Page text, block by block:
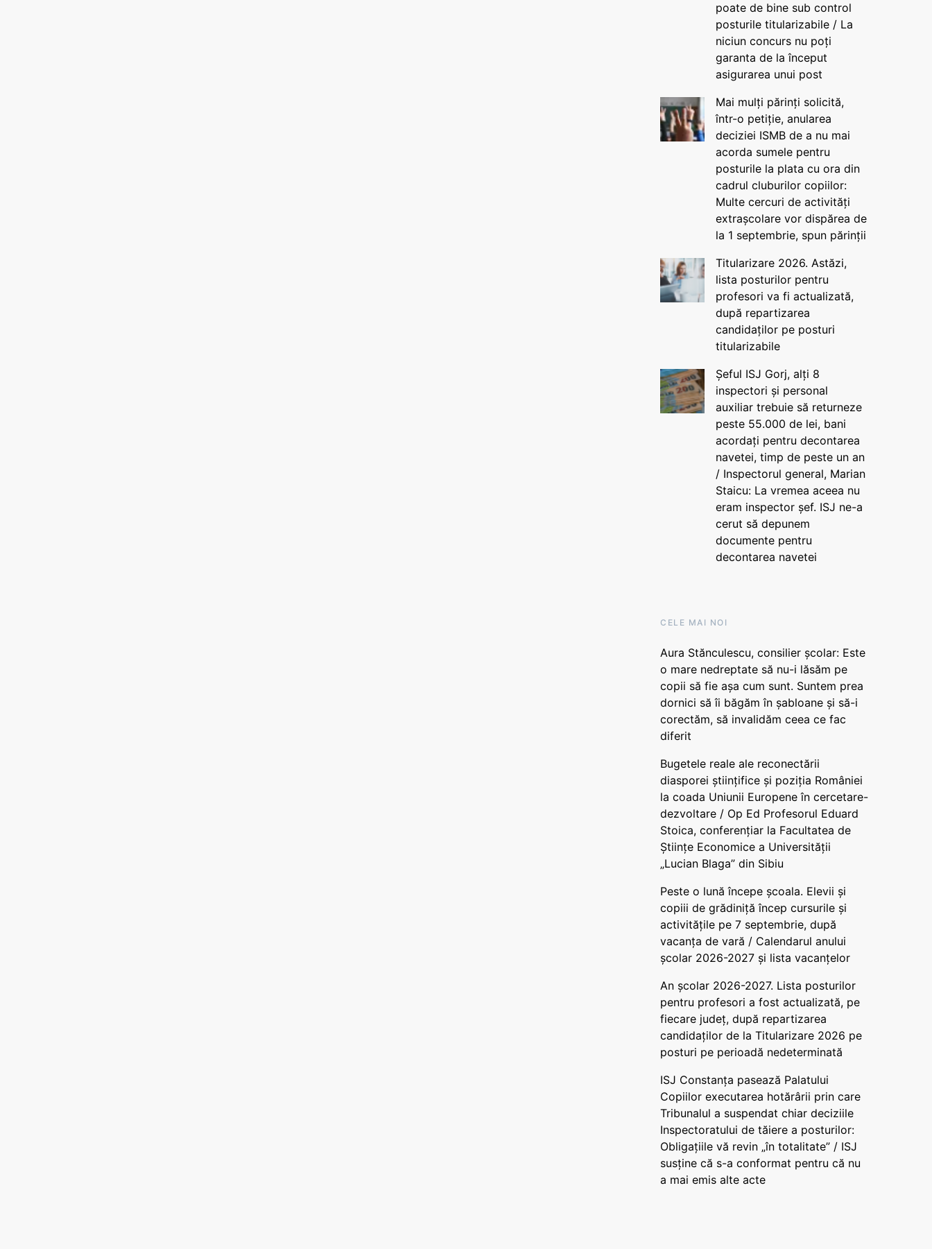
poate de bine sub control
posturile titularizabile / La
niciun concurs nu poți
garanta de la început
asigurarea unui post
Mai mulți părinți solicită,
într-o petiție, anularea
deciziei ISMB de a nu mai
acorda sumele pentru
posturile la plata cu ora din
cadrul cluburilor copiilor:
Multe cercuri de activități
extrașcolare vor dispărea de
la 1 septembrie, spun părinții
Titularizare 2026. Astăzi,
lista posturilor pentru
profesori va fi actualizată,
după repartizarea
candidaților pe posturi
titularizabile
Șeful ISJ Gorj, alți 8
inspectori și personal
auxiliar trebuie să returneze
peste 55.000 de lei, bani
acordați pentru decontarea
navetei, timp de peste un an
/ Inspectorul general, Marian
Staicu: La vremea aceea nu
eram inspector șef. ISJ ne-a
cerut să depunem
documente pentru
decontarea navetei
CELE MAI NOI
Aura Stănculescu, consilier școlar: Este
o mare nedreptate să nu-i lăsăm pe
copii să fie așa cum sunt. Suntem prea
dornici să îi băgăm în șabloane și să-i
corectăm, să invalidăm ceea ce fac
diferit
Bugetele reale ale reconectării
diasporei științifice și poziția României
la coada Uniunii Europene în cercetare-
dezvoltare / Op Ed Profesorul Eduard
Stoica, conferențiar la Facultatea de
Științe Economice a Universității
„Lucian Blaga” din Sibiu
Peste o lună începe școala. Elevii și
copiii de grădiniță încep cursurile și
activitățile pe 7 septembrie, după
vacanța de vară / Calendarul anului
școlar 2026-2027 și lista vacanțelor
An școlar 2026-2027. Lista posturilor
pentru profesori a fost actualizată, pe
fiecare județ, după repartizarea
candidaților de la Titularizare 2026 pe
posturi pe perioadă nedeterminată
ISJ Constanța pasează Palatului
Copiilor executarea hotărârii prin care
Tribunalul a suspendat chiar deciziile
Inspectoratului de tăiere a posturilor:
Obligațiile vă revin „în totalitate” / ISJ
susține că s-a conformat pentru că nu
a mai emis alte acte